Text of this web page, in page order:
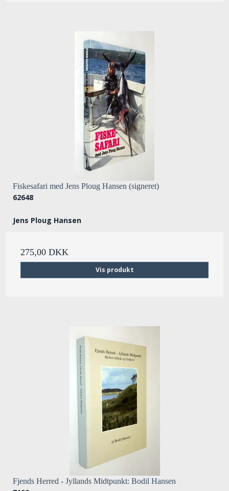
Fiskesafari med Jens Ploug Hansen (signeret)
62648
Jens Ploug Hansen
275,00 DKK
Vis produkt
Fjends Herred - Jyllands Midtpunkt: Bodil Hansen